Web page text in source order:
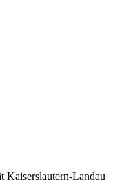
Kaiserslautern-Landau